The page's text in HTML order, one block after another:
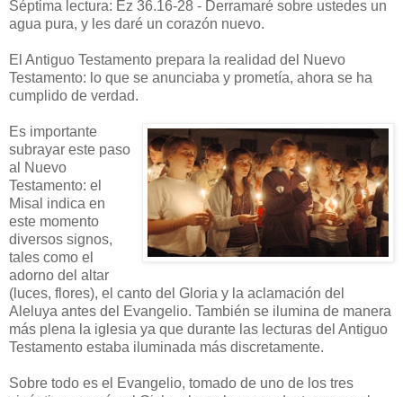
Séptima lectura: Ez 36.16-28 - Derramaré sobre ustedes un
agua pura, y les daré un corazón nuevo.
El Antiguo Testamento prepara la realidad del Nuevo
Testamento: lo que se anunciaba y prometía, ahora se ha
cumplido de verdad.
Es importante
subrayar este paso
al Nuevo
Testamento: el
Misal indica en
este momento
diversos signos,
tales como el
adorno del altar
(luces, flores), el canto del Gloria y la aclamación del
Aleluya antes del Evangelio. También se ilumina de manera
más plena la iglesia ya que durante las lecturas del Antiguo
Testamento estaba iluminada más discretamente.
Sobre todo es el Evangelio, tomado de uno de los tres